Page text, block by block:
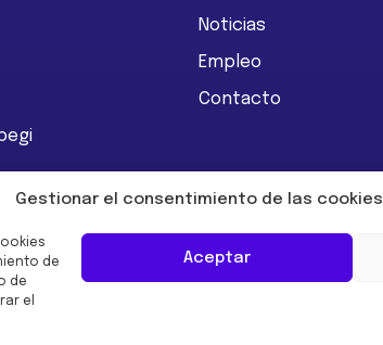
Gestionar el consentimiento de las cookies
de
de
el
Aceptar
Noticias
Empleo
Contacto